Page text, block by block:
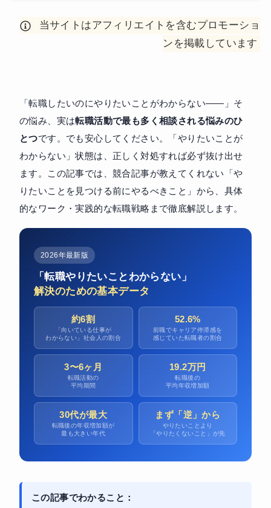
当サイトはアフィリエイトを含むプロモーショ
ンを掲載しています
「転職したいのにやりたいことがわからない——」そ
の悩み、実は転職活動で最も多く相談される悩みのひ
とつです。でも安心してください。「やりたいことが
わからない」状態は、正しく対処すれば必ず抜け出せ
ます。この記事では、競合記事が教えてくれない「や
りたいことを見つける前にやるべきこと」から、具体
的なワーク・実践的な転職戦略まで徹底解説します。
2026年最新版
「転職やりたいことわからない」
解決のための基本データ
約6割
「向いている仕事が
わからない」社会人の割合
52.6%
前職でキャリア停滞感を
感じていた転職者の割合
3〜6ヶ月
転職活動の
平均期間
19.2万円
転職後の
平均年収増加額
30代が最大
転職後の年収増加額が
最も大きい年代
まず「逆」から
やりたいことより
「やりたくないこと」が先
この記事でわかること：